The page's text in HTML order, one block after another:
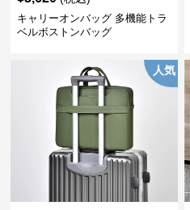
キャリーオンバッグ 多機能トラ
ベルボストンバッグ
人気